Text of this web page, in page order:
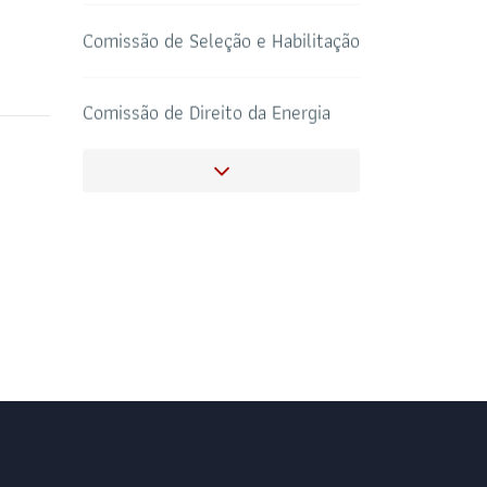
CORONAVIRUS AO ADVOGADO
Comissão de Seleção e Habilitação
Comissão de Direito da Energia
Comissão do Agronegócio
Comissão de Direito da Moda